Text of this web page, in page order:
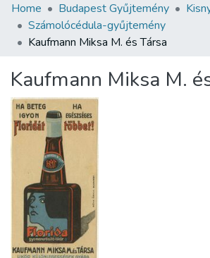
Communities & Collections
All of DSpace
About us
Home Budapest Gyűjtemény
Számolócédula-gyűjtemény
Kaufmann Miksa M. és Társa
Kaufmann Miksa M.